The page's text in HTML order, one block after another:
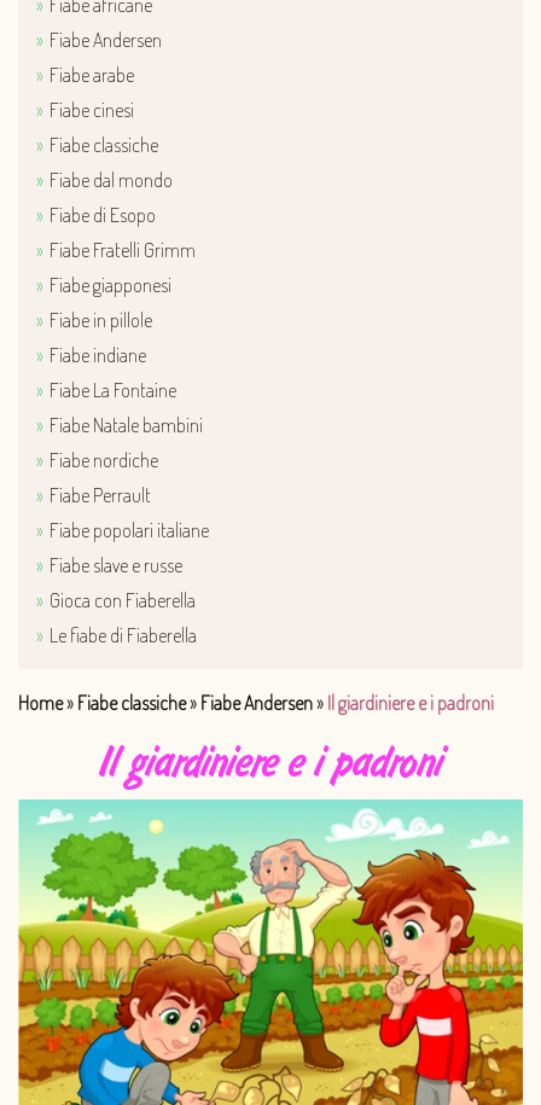
Home» Fiabe classiche» Fiabe Andersen» Il giardiniere e i padroni
Il giardiniere e i padroni
Fiabe Andersen
Fiabe arabe
Fiabe cinesi
Fiabe classiche
Fiabe dal mondo
Fiabe di Esopo
Fiabe Fratelli Grimm
Fiabe giapponesi
Fiabe in pillole
Fiabe indiane
Fiabe La Fontaine
Fiabe Natale bambini
Fiabe nordiche
Fiabe Perrault
Fiabe popolari italiane
Fiabe slave e russe
Gioca con Fiaberella
Le fiabe di Fiaberella